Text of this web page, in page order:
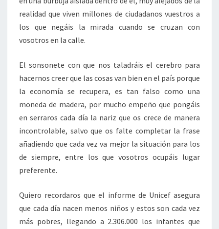
realidad que viven millones de ciudadanos vuestros a
los que negáis la mirada cuando se cruzan con
vosotros en la calle.
El sonsonete con que nos taladráis el cerebro para
hacernos creer que las cosas van bien en el país porque
la economía se recupera, es tan falso como una
moneda de madera, por mucho empeño que pongáis
en serraros cada día la nariz que os crece de manera
incontrolable, salvo que os falte completar la frase
añadiendo que cada vez va mejor la situación para los
de siempre, entre los que vosotros ocupáis lugar
preferente.
Quiero recordaros que el informe de Unicef asegura
que cada día nacen menos niños y estos son cada vez
más pobres, llegando a 2.306.000 los infantes que